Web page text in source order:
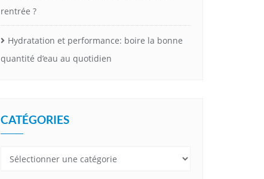
rentrée ?
Hydratation et performance: boire la bonne
quantité d’eau au quotidien
CATÉGORIES
Catégories